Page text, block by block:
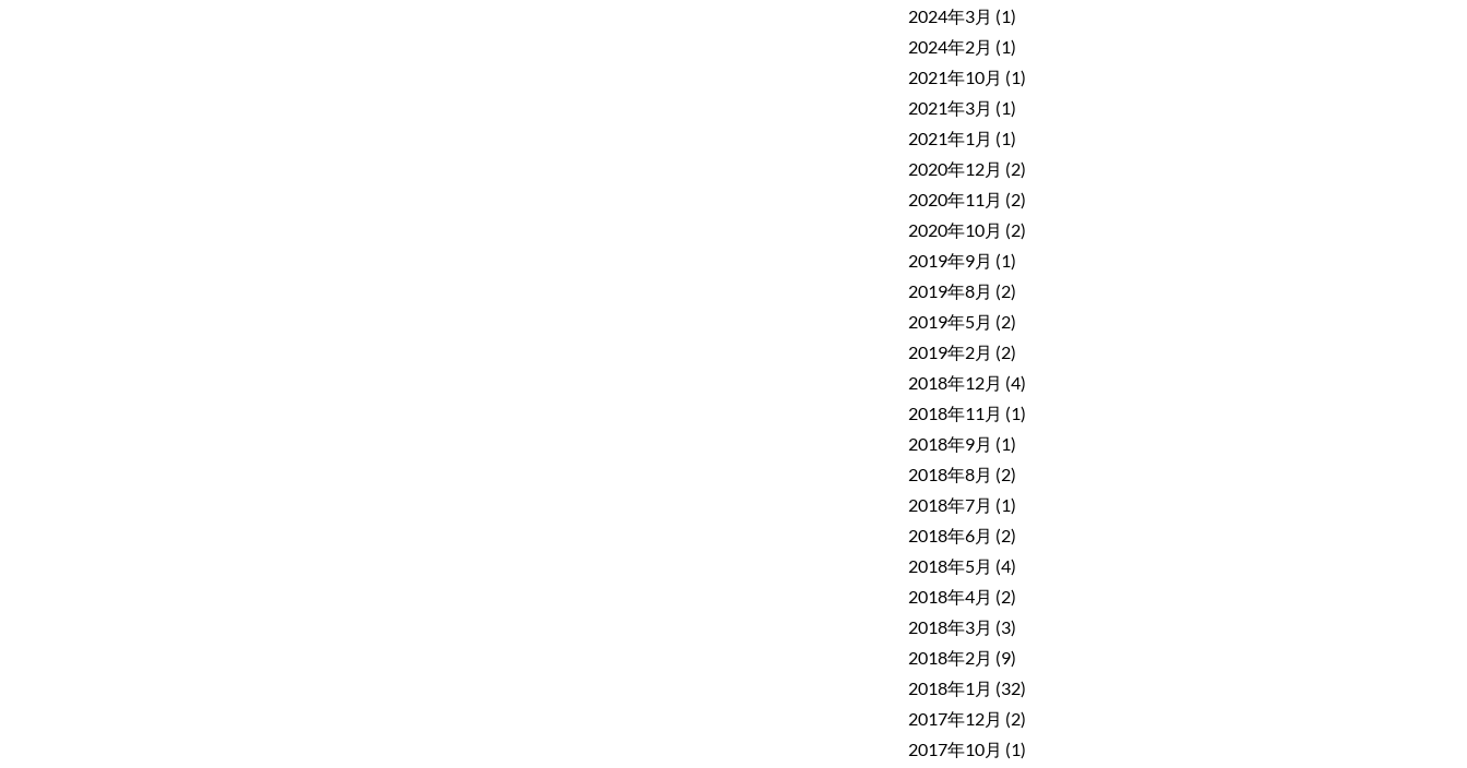
2024年3月 (1)
2024年2月 (1)
2021年10月 (1)
2021年3月 (1)
2021年1月 (1)
2020年12月 (2)
2020年11月 (2)
2020年10月 (2)
2019年9月 (1)
2019年8月 (2)
2019年5月 (2)
2019年2月 (2)
2018年12月 (4)
2018年11月 (1)
2018年9月 (1)
2018年8月 (2)
2018年7月 (1)
2018年6月 (2)
2018年5月 (4)
2018年4月 (2)
2018年3月 (3)
2018年2月 (9)
2018年1月 (32)
2017年12月 (2)
2017年10月 (1)